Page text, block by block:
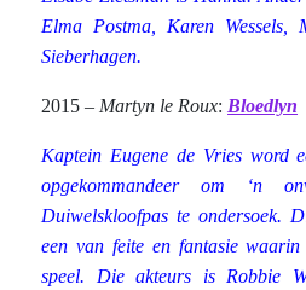
Elma Postma, Karen Wessels,
Sieberhagen.
2015 – Martyn le Roux: Bloedlyn
Kaptein Eugene de Vries word
opgekommandeer om ‘n
Duiwelskloofpas te ondersoek.
een van feite en fantasie
speel. Die akteurs is Robbie